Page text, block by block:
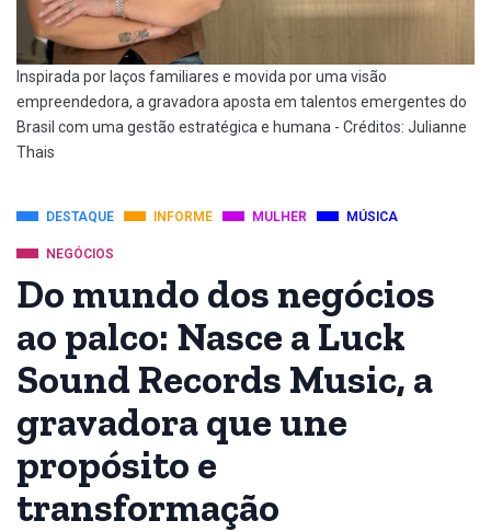
Inspirada por laços familiares e movida por uma visão
empreendedora, a gravadora aposta em talentos emergentes do
Brasil com uma gestão estratégica e humana - Créditos: Julianne
Thais
DESTAQUE INFORME MULHER MÚSICA
NEGÓCIOS
Do mundo dos negócios
ao palco: Nasce a Luck
Sound Records Music, a
gravadora que une
propósito e
transformação